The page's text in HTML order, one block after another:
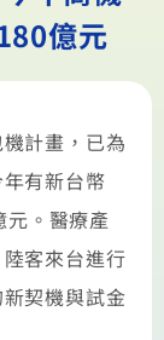
億元
計畫，已為
有新台幣
。醫療產
客來台進行
契機與試金